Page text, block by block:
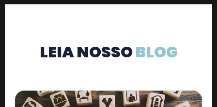
LEIA NOSSOBLOG